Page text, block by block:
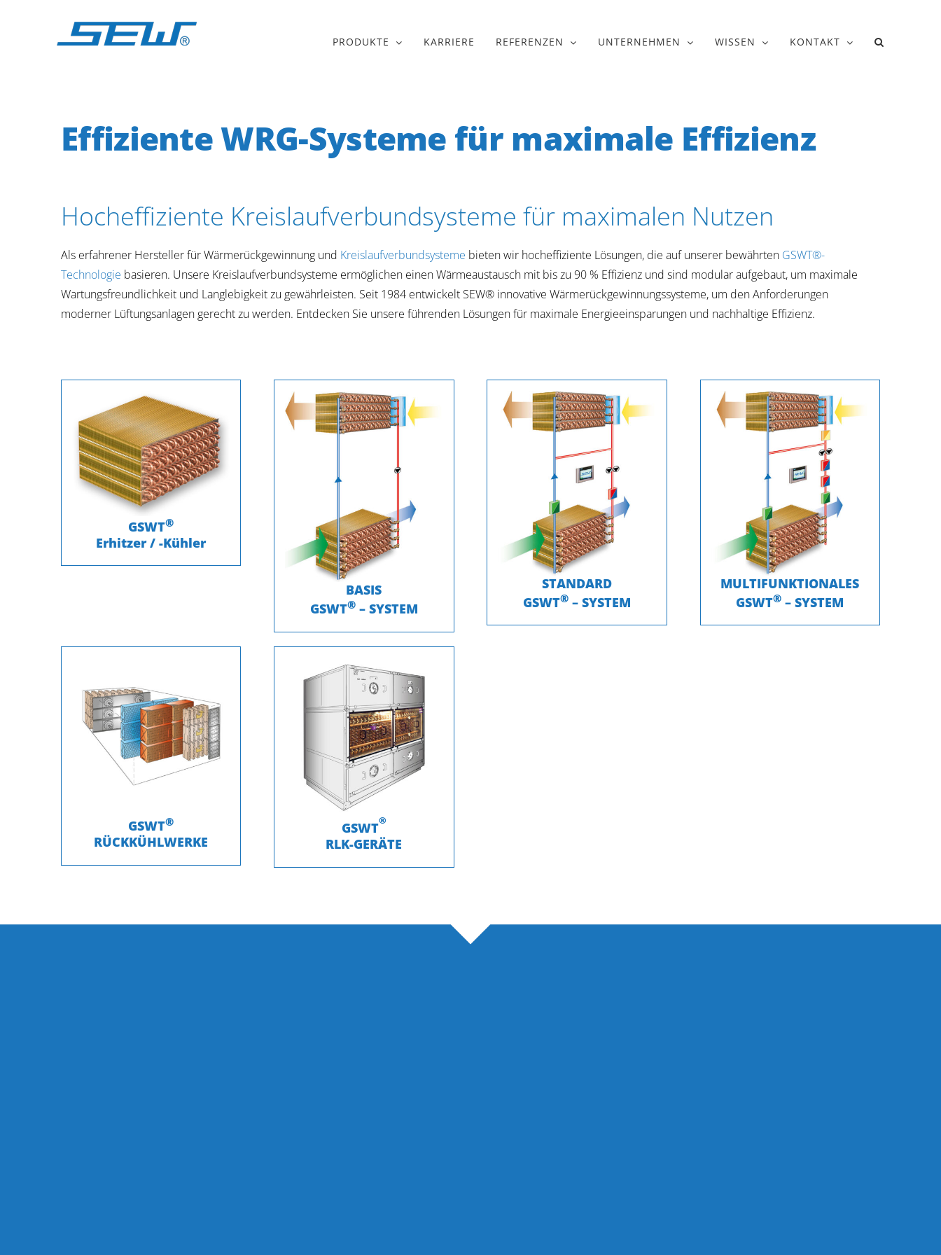
PRODUKTE KARRIERE REFERENZEN UNTERNEHMEN WISSEN KONTAKT
Effiziente WRG-Systeme für maximale Effizienz
Hocheffiziente Kreislaufverbundsysteme für maximalen Nutzen
Als erfahrener Hersteller für Wärmerückgewinnung und Kreislaufverbundsysteme bieten wir hocheffiziente Lösungen, die auf unserer bewährten GSWT®-
Technologie basieren. Unsere Kreislaufverbundsysteme ermöglichen einen Wärmeaustausch mit bis zu 90 % Effizienz und sind modular aufgebaut, um maximale
Wartungsfreundlichkeit und Langlebigkeit zu gewährleisten. Seit 1984 entwickelt SEW® innovative Wärmerückgewinnungssysteme, um den Anforderungen
moderner Lüftungsanlagen gerecht zu werden. Entdecken Sie unsere führenden Lösungen für maximale Energieeinsparungen und nachhaltige Effizienz.
GSWT®
Erhitzer / -Kühler
BASIS
GSWT®– SYSTEM
STANDARD
GSWT® – SYSTEM
MULTIFUNKTIONALES
GSWT® – SYSTEM
GSWT®
RÜCKKÜHLWERKE
GSWT®
RLK-GERÄTE